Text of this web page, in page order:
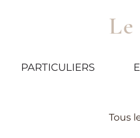
PARTICULIERS
Tous